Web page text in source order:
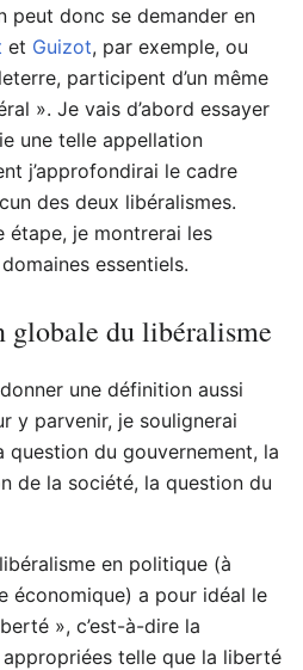
peut donc se demander en
et Guizot, par exemple, ou
participent d’un même
». Je vais d’abord essayer
une telle appellation
j’approfondirai le cadre
des deux libéralismes.
étape, je montrerai les
essentiels.
globale du libéralisme
une définition aussi
y parvenir, je soulignerai
question du gouvernement, la
de la société, la question du
en politique (à
économique) a pour idéal le
», c’est-à-dire la
appropriées telle que la liberté